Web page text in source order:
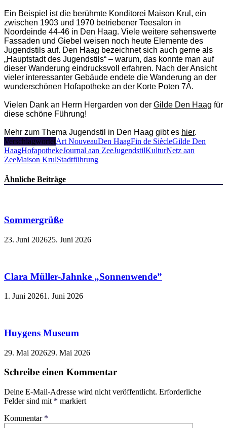
Ein Beispiel ist die berühmte Konditorei Maison Krul, ein
zwischen 1903 und 1970 betriebener Teesalon in
Noordeinde 44-46 in Den Haag. Viele weitere sehenswerte
Fassaden und Giebel weisen noch heute Elemente des
Jugendstils auf. Den Haag bezeichnet sich auch gerne als
„Hauptstadt des Jugendstils“ – warum, das konnte man auf
dieser Wanderung eindrucksvoll erfahren. Nach der Ansicht
vieler interessanter Gebäude endete die Wanderung an der
wunderschönen Hofapotheke an der Korte Poten 7A.
Vielen Dank an Herrn Hergarden von der Gilde Den Haag für
diese schöne Führung!
Mehr zum Thema Jugendstil in Den Haag gibt es hier.
VerschlagwortetArt NouveauDen HaagFin de SiècleGilde Den
HaagHofapothekeJournal aan ZeeJugendstilKulturNetz aan
ZeeMaison KrulStadtführung
Ähnliche Beiträge
Sommergrüße
23. Juni 202625. Juni 2026
Clara Müller-Jahnke „Sonnenwende”
1. Juni 20261. Juni 2026
Huygens Museum
29. Mai 202629. Mai 2026
Schreibe einen Kommentar
Deine E-Mail-Adresse wird nicht veröffentlicht. Erforderliche
Felder sind mit * markiert
Kommentar *